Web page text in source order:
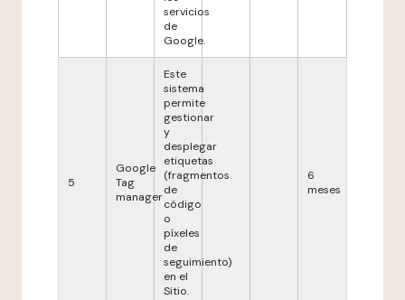
servicios
de
Google.
5
Google
Tag
manager
Este
sistema
permite
gestionar
y
desplegar
etiquetas
(fragmentos
de
código
o
píxeles
de
seguimiento)
en el
Sitio.
6
meses